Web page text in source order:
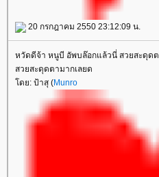
20 กรกฎาคม 2550 23:12:09 น.
หวัดดีจ้า หนูบี อัพบล๊อกแล้วนี่ สวยสะดุด
สวยสะดุดตามากเลยด
ดย: ป้าสุ (Munro